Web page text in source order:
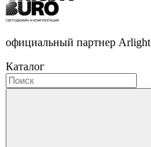
официальный партнер Arlight
Каталог